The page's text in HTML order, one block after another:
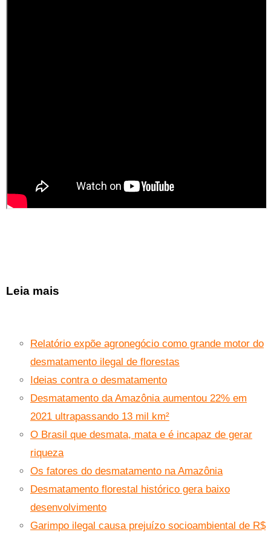
Leia mais
Relatório expõe agronegócio como grande motor do
desmatamento ilegal de florestas
Ideias contra o desmatamento
Desmatamento da Amazônia aumentou 22% em
2021 ultrapassando 13 mil km²
O Brasil que desmata, mata e é incapaz de gerar
riqueza
Os fatores do desmatamento na Amazônia
Desmatamento florestal histórico gera baixo
desenvolvimento
Garimpo ilegal causa prejuízo socioambiental de R$